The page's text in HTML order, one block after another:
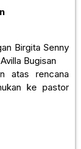
Birgita Senny
Bugisan
atas rencana
ke pastor